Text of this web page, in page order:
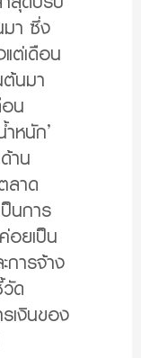
มา ซึ่ง
ต่เดือน
ต้นมา
น
หนัก’
าน
ลาด
ป็นการ
อยเป็น
การจ้าง
วัด
เงินของ